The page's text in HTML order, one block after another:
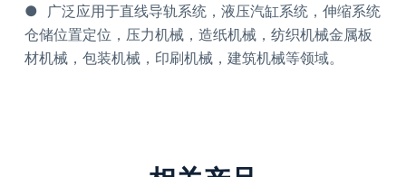
● 广泛应用于直线导轨系统，液压汽缸系统，伸缩系统
仓储位置定位，压力机械，造纸机械，纺织机械金属板
材机械，包装机械，印刷机械，建筑机械等领域。